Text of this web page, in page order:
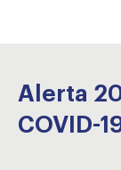
Alerta
COVID-